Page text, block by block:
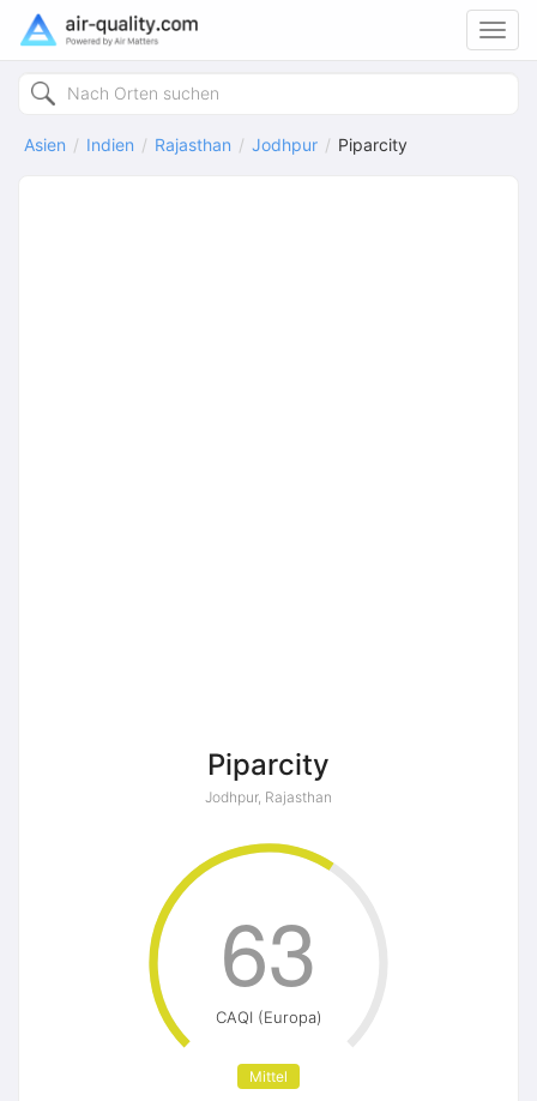
Asien Indien Rajasthan Jodhpur Piparcity
Piparcity
Jodhpur, Rajasthan
CAQI (Europa)
Mittel
63